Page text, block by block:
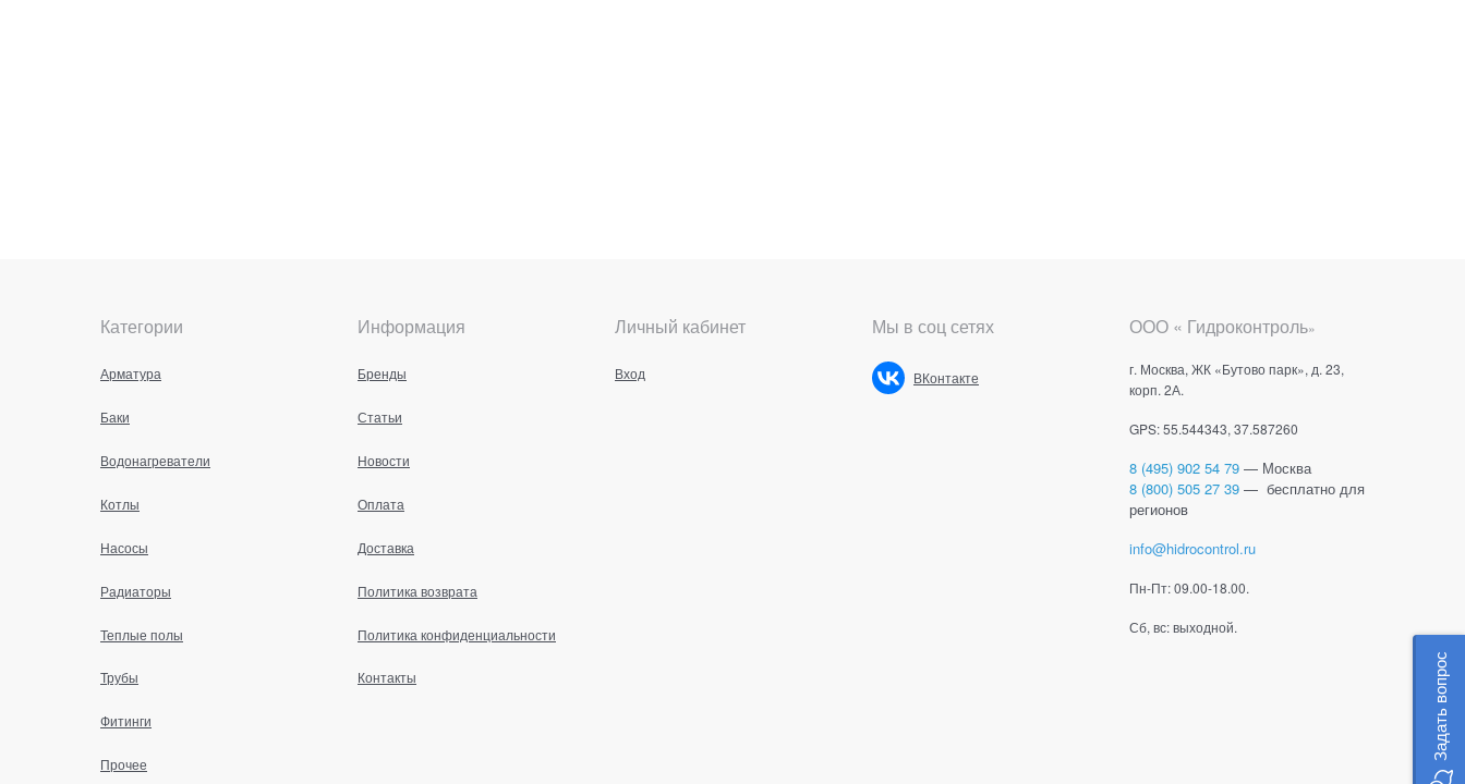
Категории
Арматура
Баки
Водонагреватели
Котлы
Насосы
Радиаторы
Теплые полы
Трубы
Фитинги
Прочее
Информация
Бренды
Статьи
Новости
Оплата
Доставка
Политика возврата
Политика конфиденциальности
Контакты
Личный кабинет
Вход
Мы в соц сетях
ВКонтакте
ООО « Гидроконтроль»
г. Москва, ЖК «Бутово парк», д. 23,
корп. 2А.
GPS: 55.544343, 37.587260
8 (495) 902 54 79 — Москва
8 (800) 505 27 39 — бесплатно для
регионов
info@hidrocontrol.ru
Пн-Пт: 09.00-18.00.
Сб, вс: выходной.
Задать вопрос